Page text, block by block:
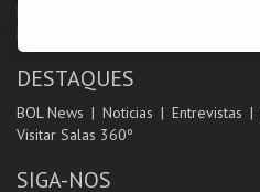
Packs
Minha Conta
DESTAQUES
BOL News Noticias Entrevistas
Visitar Salas 360º
SIGA-NOS